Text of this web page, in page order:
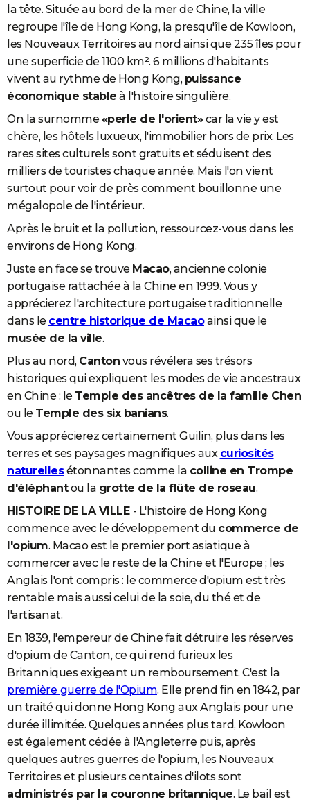
la tête. Située au bord de la mer de Chine, la ville
regroupe l'île de Hong Kong, la presqu'île de Kowloon,
les Nouveaux Territoires au nord ainsi que 235 îles pour
une superficie de 1100 km². 6 millions d'habitants
vivent au rythme de Hong Kong, puissance
économique stable à l'histoire singulière.
On la surnomme «perle de l'orient» car la vie y est
chère, les hôtels luxueux, l'immobilier hors de prix. Les
rares sites culturels sont gratuits et séduisent des
milliers de touristes chaque année. Mais l'on vient
surtout pour voir de près comment bouillonne une
mégalopole de l'intérieur.
Après le bruit et la pollution, ressourcez-vous dans les
environs de Hong Kong.
Juste en face se trouve Macao, ancienne colonie
portugaise rattachée à la Chine en 1999. Vous y
apprécierez l'architecture portugaise traditionnelle
dans le centre historique de Macaoainsi que le
musée de la ville.
Plus au nord, Canton vous révélera ses trésors
historiques qui expliquent les modes de vie ancestraux
en Chine : le Temple des ancêtres de la famille Chen
ou le Temple des six banians.
Vous apprécierez certainement Guilin, plus dans les
terres et ses paysages magnifiques aux curiosités
naturellesétonnantes comme la colline en Trompe
d'éléphantou la grotte de la flûte de roseau.
HISTOIRE DE LA VILLE - L'histoire de Hong Kong
commence avec le développement du commerce de
l'opium. Macao est le premier port asiatique à
commercer avec le reste de la Chine et l'Europe ; les
Anglais l'ont compris : le commerce d'opium est très
rentable mais aussi celui de la soie, du thé et de
l'artisanat.
En 1839, l'empereur de Chine fait détruire les réserves
d'opium de Canton, ce qui rend furieux les
Britanniques exigeant un remboursement. C'est la
première guerre de l'Opium. Elle prend fin en 1842, par
un traité qui donne Hong Kong aux Anglais pour une
durée illimitée. Quelques années plus tard, Kowloon
est également cédée à l'Angleterre puis, après
quelques autres guerres de l'opium, les Nouveaux
Territoires et plusieurs centaines d'ilots sont
administrés par la couronne britannique. Le bail est